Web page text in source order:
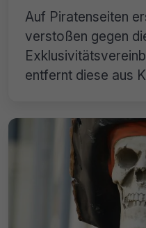
Auf Piratenseiten
verstoßen gegen
entfernt diese aus